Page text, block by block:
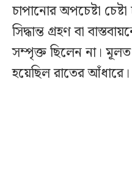
চাপানোর অপচেষ্টা
সিদ্ধান্ত গ্রহণ বা
সম্পৃক্ত ছিলেন না।
হয়েছিল রাতের আঁধারে।